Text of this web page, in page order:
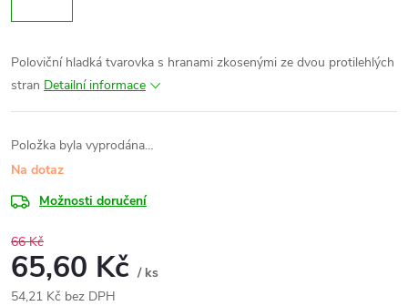
Poloviční hladká tvarovka s hranami zkosenými ze dvou protilehlých
stran Detailní informace
Položka byla vyprodána…
Na dotaz
Možnosti doručení
66 Kč
65,60 Kč / ks
54,21 Kč bez DPH